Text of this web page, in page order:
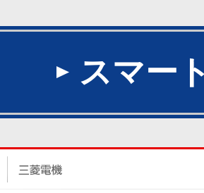
スマー